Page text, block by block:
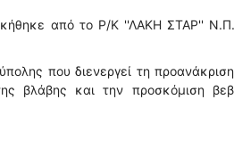
από το Ρ/Κ ''ΛΑΚΗ ΣΤΑΡ''
που διενεργεί τη
βλάβης και την προσκόμιση